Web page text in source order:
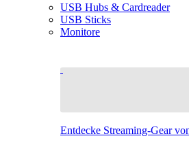
USB Hubs & Cardreader
USB Sticks
Monitore
Entdecke Streaming-Gear